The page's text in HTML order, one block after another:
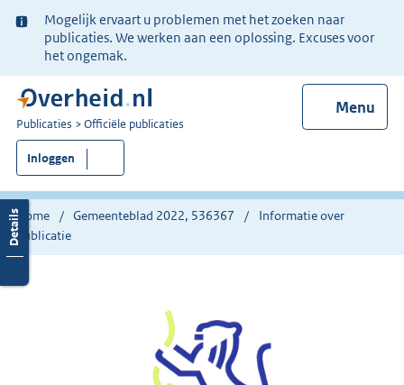
Ter
informatie:
Mogelijk ervaart u problemen met het zoeken naar
publicaties. We werken aan een oplossing. Excuses voor
het ongemak.
Menu
U
bent
nu
hier:
Publicaties Officiële publicaties
Inloggen
Home Gemeenteblad 2022, 536367
Informatie over
publicatie